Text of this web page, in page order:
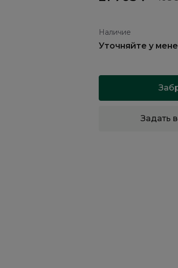
Наличие
Уточняйте у
Задать